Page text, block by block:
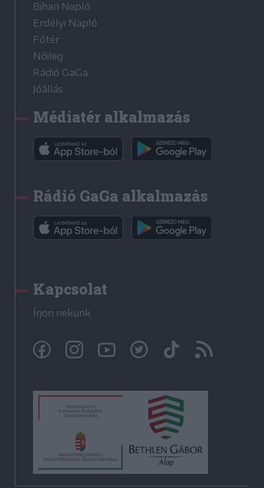
Bihari Napló
Erdélyi Napló
Főtér
Nőileg
Rádió GaGa
Jóállás
Médiatér alkalmazás
Rádió GaGa alkalmazás
Kapcsolat
Írjon nekünk